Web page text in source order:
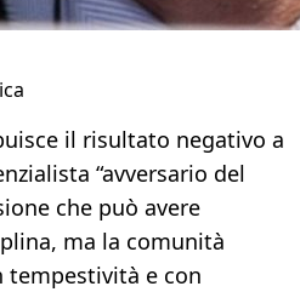
il risultato negativo a
“avversario del
che può avere
ma la comunità
e con